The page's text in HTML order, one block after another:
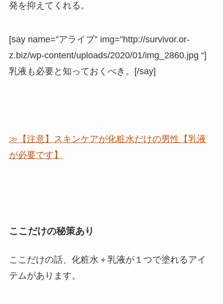
発を抑えてくれる。
[say name=”アライブ” img=”http://survivor.or-
z.biz/wp-content/uploads/2020/01/img_2860.jpg “]
乳液も必要と知っておくべき。[/say]
≫【注意】スキンケアが化粧水だけの男性【乳液
が必要です】
ここだけの秘策あり
ここだけの話、化粧水＋乳液が１つで塗れるアイ
テムがあります。